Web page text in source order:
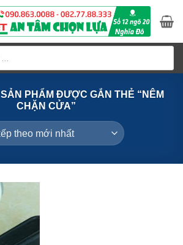
SẢN PHẨM ĐƯỢC GẮN THẺ “NÊM
CHẶN CỬA”